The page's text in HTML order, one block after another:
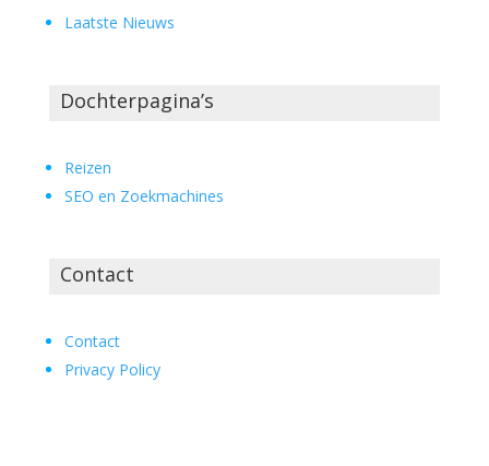
Laatste Nieuws
Dochterpagina’s
Reizen
SEO en Zoekmachines
Contact
Contact
Privacy Policy